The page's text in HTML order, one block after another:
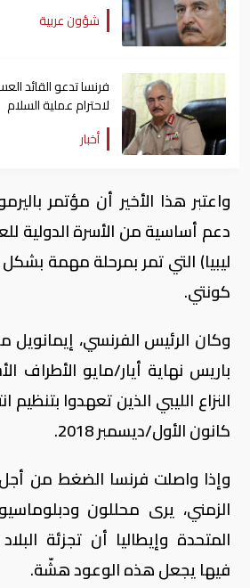
شؤون عربية
فرنسا تدعو القائد
لاحترام عملية السلام
أخبار
واعتبر هذا الأخير أن مؤتمر
دعم أساسية من الأسرة الدولية
ليبيا) التي تمر بمرحلة مهمة
كونتي.
وكان الرئيس الفرنسي،
باريس نهاية أيار/مايو الأطراف
كانون الأول/ديسمبر 2018.
وإذا واصلت فرنسا الضغط من أجل
الزمني، يرى محللون
المتحدة وإيطاليا أن تجزئة
فيها يجعل هذه الوعود هشّة.